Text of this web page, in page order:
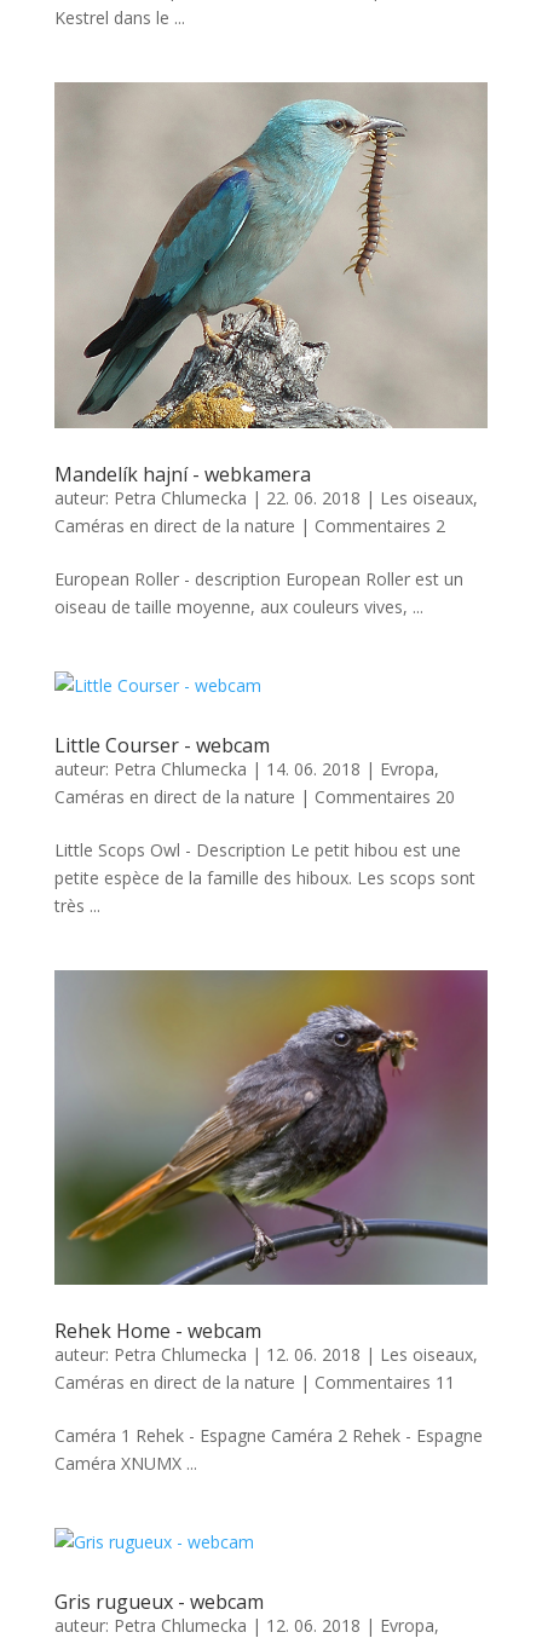
Kestrel dans le ...
Mandelík hajní - webkamera
auteur: Petra Chlumecka | 22. 06. 2018 | Les oiseaux,
Caméras en direct de la nature | Commentaires 2
European Roller - description European Roller est un
oiseau de taille moyenne, aux couleurs vives, ...
Little Courser - webcam
auteur: Petra Chlumecka | 14. 06. 2018 | Evropa,
Caméras en direct de la nature | Commentaires 20
Little Scops Owl - Description Le petit hibou est une
petite espèce de la famille des hiboux. Les scops sont
très ...
Rehek Home - webcam
auteur: Petra Chlumecka | 12. 06. 2018 | Les oiseaux,
Caméras en direct de la nature | Commentaires 11
Caméra 1 Rehek - Espagne Caméra 2 Rehek - Espagne
Caméra XNUMX ...
Gris rugueux - webcam
auteur: Petra Chlumecka | 12. 06. 2018 | Evropa,